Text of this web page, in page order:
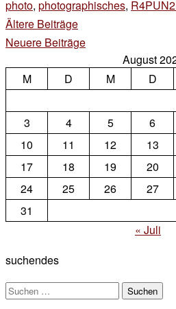
photo, photographisches,
Beitragsnavigation
Ältere Beiträge
Neuere Beiträge
August
M
D M D
3
4 5 6
10
11 12 13
17
18 19 20
24
25 26 27
31
« Juli
suchendes
Suchen